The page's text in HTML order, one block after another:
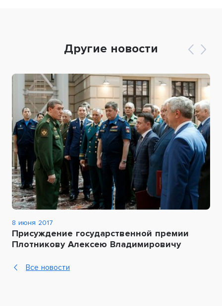
Другие новости
8 июня 2017
Присуждение государственной премии
Плотникову Алексею Владимировичу
Все новости